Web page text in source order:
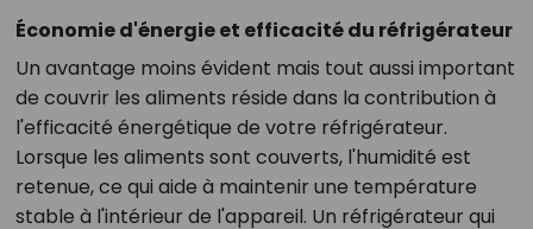
Économie d'énergie et efficacité du réfrigérateur
Un avantage moins évident mais tout aussi important
de couvrir les aliments réside dans la contribution à
l'efficacité énergétique de votre réfrigérateur.
Lorsque les aliments sont couverts, l'humidité est
retenue, ce qui aide à maintenir une température
stable à l'intérieur de l'appareil. Un réfrigérateur qui